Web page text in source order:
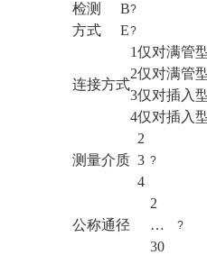
检测 B?
方式 E?
连接方式
1仅对满管
2仅对满管
3仅对插入
4仅对插入
测量介质
2
?
3
4
公称通径
2
?
…
30